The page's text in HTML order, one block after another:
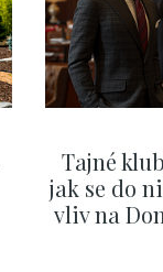
Tajné
jak se do
vliv na